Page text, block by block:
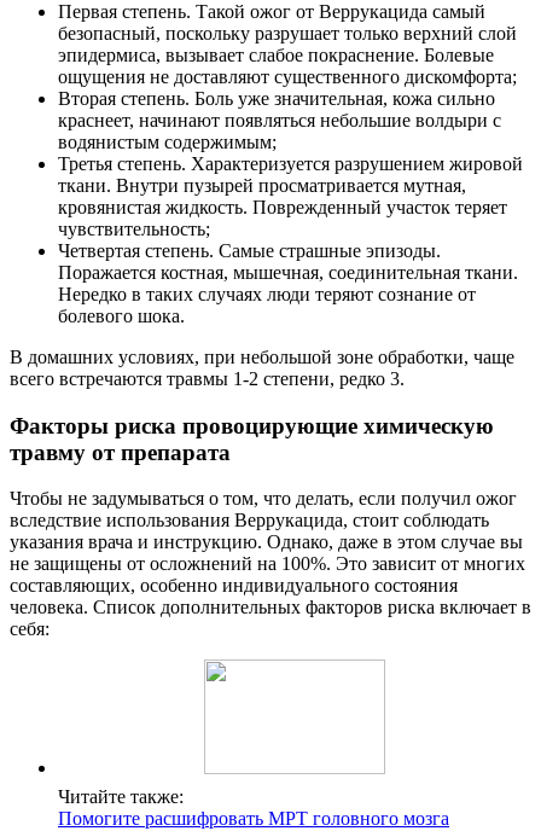
Первая степень. Такой ожог от Веррукацида самый
безопасный, поскольку разрушает только верхний слой
эпидермиса, вызывает слабое покраснение. Болевые
ощущения не доставляют существенного дискомфорта;
Вторая степень. Боль уже значительная, кожа сильно
краснеет, начинают появляться небольшие волдыри с
водянистым содержимым;
Третья степень. Характеризуется разрушением жировой
ткани. Внутри пузырей просматривается мутная,
кровянистая жидкость. Поврежденный участок теряет
чувствительность;
Четвертая степень. Самые страшные эпизоды.
Поражается костная, мышечная, соединительная ткани.
Нередко в таких случаях люди теряют сознание от
болевого шока.
В домашних условиях, при небольшой зоне обработки, чаще
всего встречаются травмы 1-2 степени, редко 3.
Факторы риска провоцирующие химическую
травму от препарата
Чтобы не задумываться о том, что делать, если получил ожог
вследствие использования Веррукацида, стоит соблюдать
указания врача и инструкцию. Однако, даже в этом случае вы
не защищены от осложнений на 100%. Это зависит от многих
составляющих, особенно индивидуального состояния
человека. Список дополнительных факторов риска включает в
себя:
Читайте также:
Помогите расшифровать МРТ головного мозга